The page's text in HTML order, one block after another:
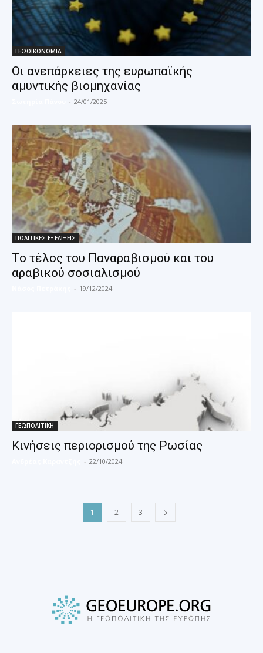
ΓΕΩΟΙΚΟΝΟΜΙΑ
Οι ανεπάρκειες της ευρωπαϊκής
αμυντικής βιομηχανίας
- 24/01/2025
ΠΟΛΙΤΙΚΕΣ ΕΞΕΛΙΞΕΙΣ
Το τέλος του Παναραβισμού και του
αραβικού σοσιαλισμού
- 19/12/2024
ΓΕΩΠΟΛΙΤΙΚΗ
Κινήσεις περιορισμού της Ρωσίας
- 22/10/2024
1 2 3